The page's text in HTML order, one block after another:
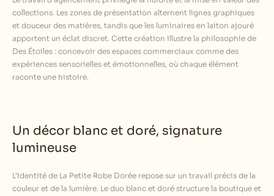
collections. Les zones de présentation alternent lignes graphiques
et douceur des matières, tandis que les luminaires en laiton ajouré
apportent un éclat discret. Cette création illustre la philosophie de
Des Étoiles : concevoir des espaces commerciaux comme des
expériences sensorielles et émotionnelles, où chaque élément
raconte une histoire.
Un décor blanc et doré, signature
lumineuse
L’identité de La Petite Robe Dorée repose sur un travail précis de la
couleur et de la lumière. Le duo blanc et doré structure la boutique et